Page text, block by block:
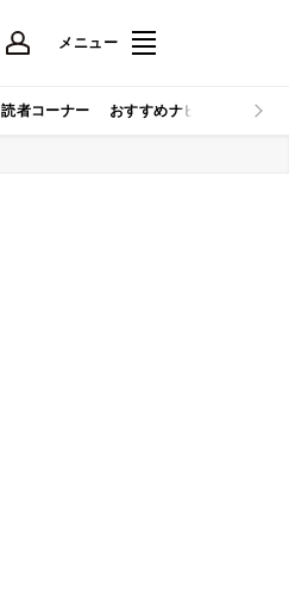
メニュー
読者コーナー おすすめナビ マイナビ